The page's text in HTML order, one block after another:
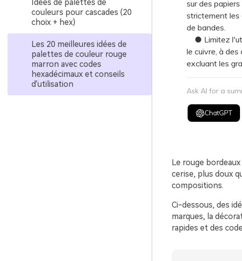
Idées de palettes de
couleurs pour cascades (20
choix + hex)
Les 20 meilleures idées de
palettes de couleur rouge
marron avec codes
hexadécimaux et conseils
d'utilisation
sur des
strictement les
de bandes.
● Limitez
le cuivre, à
excluant les
Ask AI for a
ChatGPT
Le rouge
cerise, plus doux
compositions.
Ci-dessous, des
marques, la
rapides et des